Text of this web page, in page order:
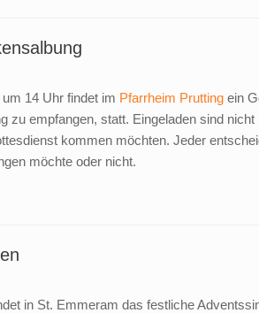
14 Uhr findet im Pfarrheim Prutting ein
zu empfangen, statt. Eingeladen sind
kommen möchten. Jeder
möchte oder nicht.
in St. Emmeram das festliche